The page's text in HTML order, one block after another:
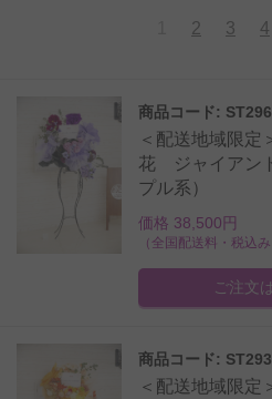
2 3 4
商品コード: ST296
＜配送地域限定
花 ジャイアン
プル系）
価格 38,500円
（全国配送料・税込
ご注文
商品コード: ST293
＜配送地域限定